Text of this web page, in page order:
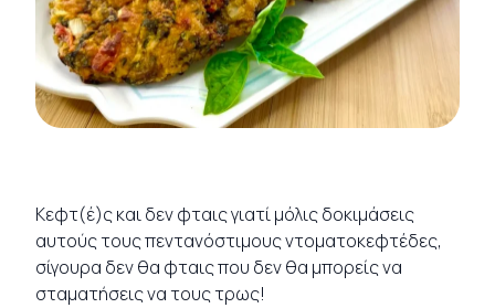
Κεφτ(έ)ς και δεν φταις γιατί μόλις δοκιμάσεις
αυτούς τους πεντανόστιμους ντοματοκεφτέδες,
σίγουρα δεν θα φταις που δεν θα μπορείς να
σταματήσεις να τους τρως!